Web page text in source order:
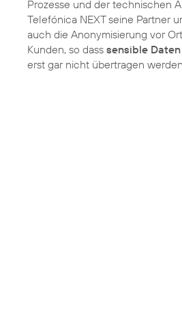
Prozesse und der technischen
Telefónica NEXT seine Partner
auch die Anonymisierung vor
Kunden, so dass sensible Daten
erst gar nicht übertragen werden.